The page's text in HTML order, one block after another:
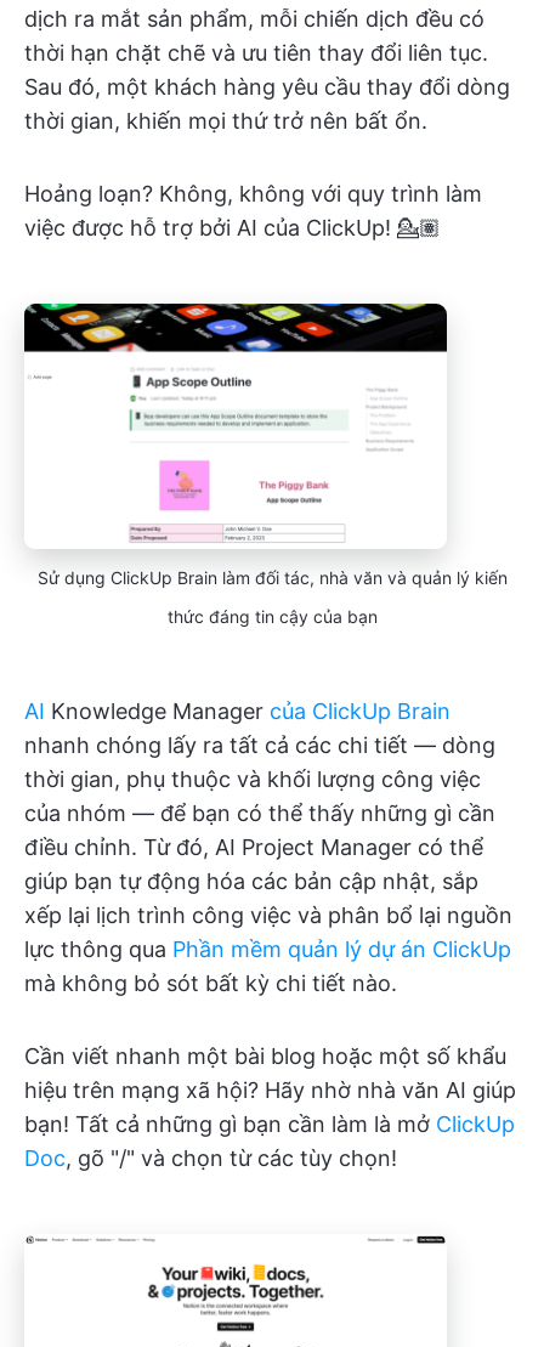
dịch ra mắt sản phẩm, mỗi chiến dịch đều có
thời hạn chặt chẽ và ưu tiên thay đổi liên tục.
Sau đó, một khách hàng yêu cầu thay đổi dòng
thời gian, khiến mọi thứ trở nên bất ổn.
Hoảng loạn? Không, không với quy trình làm
việc được hỗ trợ bởi AI của ClickUp! 💁🏽
Sử dụng ClickUp Brain làm đối tác, nhà văn và quản lý kiến
thức đáng tin cậy của bạn
AI Knowledge Manager của ClickUp Brain
nhanh chóng lấy ra tất cả các chi tiết — dòng
thời gian, phụ thuộc và khối lượng công việc
của nhóm — để bạn có thể thấy những gì cần
điều chỉnh. Từ đó, AI Project Manager có thể
giúp bạn tự động hóa các bản cập nhật, sắp
xếp lại lịch trình công việc và phân bổ lại nguồn
lực thông qua Phần mềm quản lý dự án ClickUp
mà không bỏ sót bất kỳ chi tiết nào.
Cần viết nhanh một bài blog hoặc một số khẩu
hiệu trên mạng xã hội? Hãy nhờ nhà văn AI giúp
bạn! Tất cả những gì bạn cần làm là mở ClickUp
Doc, gõ "/" và chọn từ các tùy chọn!